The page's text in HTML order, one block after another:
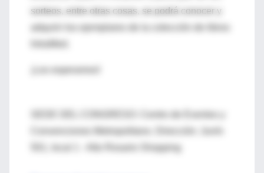
sorteos, entre otras cosas, se podrá conocer y
501, local 1 - Alto Rosario Shopping